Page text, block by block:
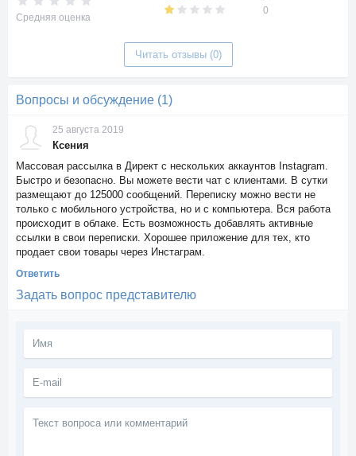
Средняя оценка
0
Читать отзывы (0)
Вопросы и обсуждение (1)
25 августа 2019
Ксения
Массовая рассылка в Директ с нескольких аккаунтов Instagram.
Быстро и безопасно. Вы можете вести чат с клиентами. В сутки
размещают до 125000 сообщений. Переписку можно вести не
только с мобильного устройства, но и с компьютера. Вся работа
происходит в облаке. Есть возможность добавлять активные
ссылки в свои переписки. Хорошее приложение для тех, кто
продает свои товары через Инстаграм.
Ответить
Задать вопрос представителю
вопроса